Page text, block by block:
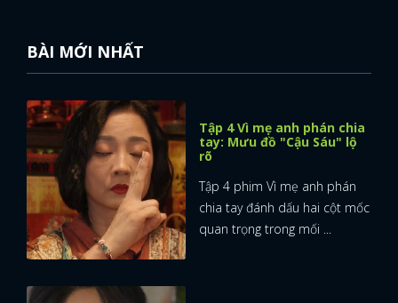
BÀI MỚI NHẤT
Tập 4 Vì mẹ anh phán chia
tay: Mưu đồ "Cậu Sáu" lộ
rõ
Tập 4 phim Vì mẹ anh phán
chia tay đánh dấu hai cột mốc
quan trọng trong mối ...